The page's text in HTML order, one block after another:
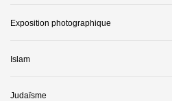
Exposition photographique
Islam
Judaïsme